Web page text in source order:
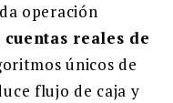
operación
reales de
únicos de
flujo de caja y